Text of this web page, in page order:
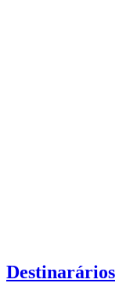
Destinarários